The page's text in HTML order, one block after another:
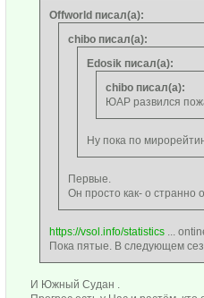
Offworld писал(а):
chibo писал(а):
Edosik писал(а):
chibo писал(а):
ЮАР развился
Ну пока по
Первые.
Он просто как- о странно
https://vsol.info/statistics...
Пока пятые. В следующем
И Южный Судан .